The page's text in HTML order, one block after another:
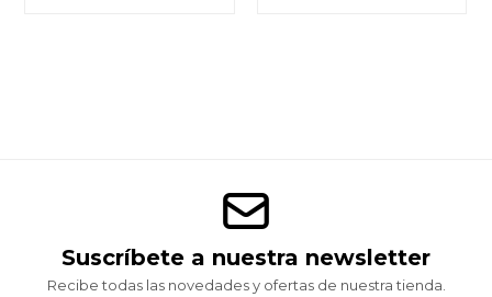
Suscríbete a nuestra newsletter
Recibe todas las novedades y ofertas de nuestra tienda.